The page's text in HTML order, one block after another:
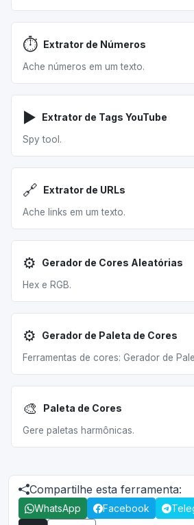
⏱️ Extrator de Números
Ache números em um texto.
▶️ Extrator de Tags YouTube
Spy tool.
🔗 Extrator de URLs
Ache links em um texto.
⚙️ Gerador de Cores Aleatórias
Hex e RGB.
⚙️ Gerador de Paleta de Cores
Ferramentas de cores: Gerador de
🎨 Paleta de Cores
Gere paletas harmônicas.
Compartilhe esta ferramenta:
WhatsApp Facebook